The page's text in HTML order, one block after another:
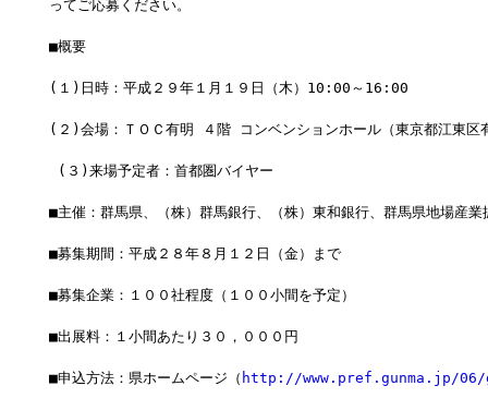
ってご応募ください。
■概要
(１)日時：平成２９年１月１９日（木）10:00～16:00
(２)会場：ＴＯＣ有明 ４階 コンベンションホール（東京都江東
(３)来場予定者：首都圏バイヤー
■主催：群馬県、（株）群馬銀行、（株）東和銀行、群馬県地場産業
■募集期間：平成２８年８月１２日（金）まで
■募集企業：１００社程度（１００小間を予定）
■出展料：１小間あたり３０，０００円
■申込方法：県ホームページ（ http://www.pref.gunma.jp/06/